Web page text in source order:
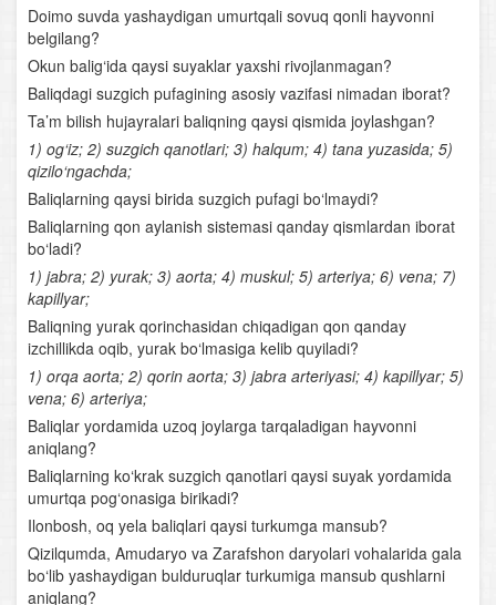
Suvda hamda quruqlikda yashovchilarning ko‘payishi,
rivojlanishi va kelib chiqishi
Sudralib yuruvchilar sinfi
Qushlarning tuzilishi
Qushlarning ko‘payishi va rivojlanishi
Qushlarning yashash tarzi va mavsumiy hodisalarga
moslanishi
Qushlarning kelib chiqishi
Qushlar sistematikasi
Parrandachilik
Sutemizuvchilar sinfi
Sutemizuvchilarning tuzilishi
Sutemizuvchilarning klassifikatsiyasi
Sutemizuvchilar sinflariga mansub chorva mollari
Doimo suvda yashaydigan umurtqali sovuq qonli hayvonni
belgilang?
Okun balig‘ida qaysi suyaklar yaxshi rivojlanmagan?
Baliqdagi suzgich pufagining asosiy vazifasi nimadan iborat?
Ta’m bilish hujayralari baliqning qaysi qismida joylashgan?
1) og‘iz; 2) suzgich qanotlari; 3) halqum; 4) tana yuzasida; 5)
qizilo‘ngachda;
Baliqlarning qaysi birida suzgich pufagi bo‘lmaydi?
Baliqlarning qon aylanish sistemasi qanday qismlardan iborat
bo‘ladi?
1) jabra; 2) yurak; 3) aorta; 4) muskul; 5) arteriya; 6) vena; 7)
kapillyar;
Baliqning yurak qorinchasidan chiqadigan qon qanday
izchillikda oqib, yurak bo‘lmasiga kelib quyiladi?
1) orqa aorta; 2) qorin aorta; 3) jabra arteriyasi; 4) kapillyar; 5)
vena; 6) arteriya;
Baliqlar yordamida uzoq joylarga tarqaladigan hayvonni
aniqlang?
Baliqlarning ko‘krak suzgich qanotlari qaysi suyak yordamida
umurtqa pog‘onasiga birikadi?
Ilonbosh, oq yela baliqlari qaysi turkumga mansub?
Qizilqumda, Amudaryo va Zarafshon daryolari vohalarida gala
bo‘lib yashaydigan bulduruqlar turkumiga mansub qushlarni
aniqlang?